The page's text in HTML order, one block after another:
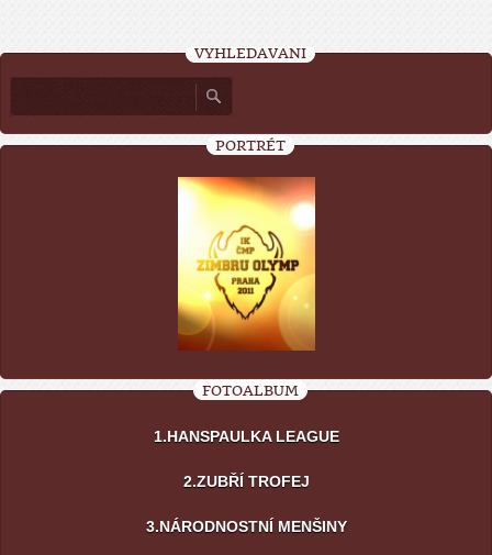
VYHLEDÁVÁNÍ
PORTRÉT
FOTOALBUM
1.HANSPAULKA LEAGUE
2.ZUBŘÍ TROFEJ
3.NÁRODNOSTNÍ MENŠINY